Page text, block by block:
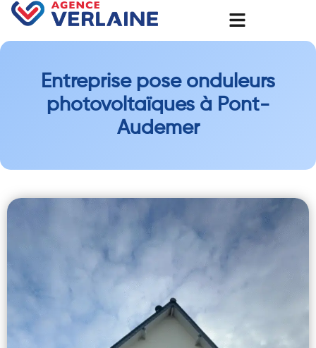
Entreprise pose onduleurs
photovoltaïques à Pont-
Audemer